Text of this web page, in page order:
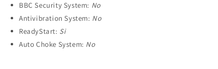
BBC Security System: No
Antivibration System: No
ReadyStart: Si
Auto Choke System: No